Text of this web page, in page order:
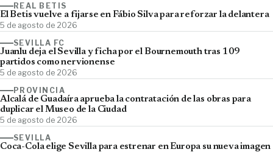
REAL BETIS
El Betis vuelve a fijarse en Fábio Silva para reforzar la delantera
5 de agosto de 2026
SEVILLA FC
Juanlu deja el Sevilla y ficha por el Bournemouth tras 109
partidos como nervionense
5 de agosto de 2026
PROVINCIA
Alcalá de Guadaíra aprueba la contratación de las obras para
duplicar el Museo de la Ciudad
5 de agosto de 2026
SEVILLA
Coca-Cola elige Sevilla para estrenar en Europa su nueva imagen